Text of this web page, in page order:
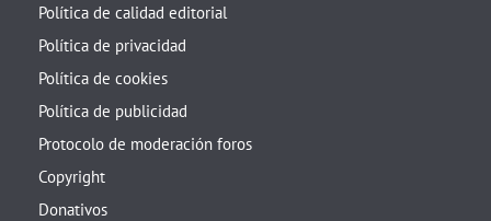
Política de calidad editorial
Política de privacidad
Política de cookies
Política de publicidad
Protocolo de moderación foros
Copyright
Donativos